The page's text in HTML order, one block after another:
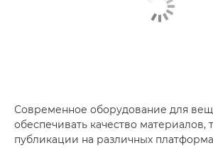
Современное оборудование для
обеспечивать качество материалов,
публикации на различных